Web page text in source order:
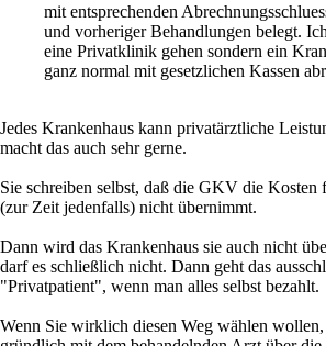
mit entsprechenden
und vorheriger Behandlungen belegt.
eine Privatklinik gehen sondern ein
ganz normal mit gesetzlichen Kassen
Jedes Krankenhaus kann privatärztliche
macht das auch sehr gerne.
Sie schreiben selbst, daß die GKV die Kosten
(zur Zeit jedenfalls) nicht übernimmt.
Dann wird das Krankenhaus sie auch nicht
darf es schließlich nicht. Dann geht das
"Privatpatient", wenn man alles selbst bezahlt.
Wenn Sie wirklich diesen Weg wählen